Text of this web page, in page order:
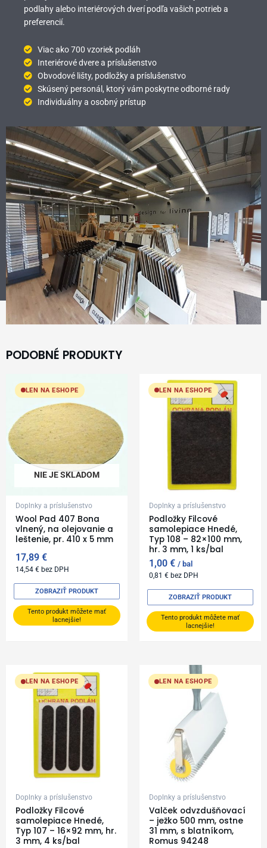
podlahy alebo interiérových dverí podľa vašich potrieb a
preferencií.
Viac ako 700 vzoriek podláh
Interiérové dvere a príslušenstvo
Obvodové lišty, podložky a príslušenstvo
Skúsený personál, ktorý vám poskytne odborné rady
Individuálny a osobný prístup
PODOBNÉ PRODUKTY
LEN NA ESHOPE
NIE JE SKLADOM
Doplnky a príslušenstvo
Wool Pad 407 Bona
vlnený, na olejovanie a
leštenie, pr. 410 x 5 mm
17,89€
14,54€ bez DPH
Tento produkt môžete mať
lacnejšie!
ZOBRAZIŤ PRODUKT
LEN NA ESHOPE
Doplnky a príslušenstvo
Podložky Filcové
samolepiace Hnedé,
Typ 108 – 82×100 mm,
hr. 3 mm, 1 ks/bal
1,00€ bal
0,81€ bez DPH
Tento produkt môžete mať
lacnejšie!
ZOBRAZIŤ PRODUKT
LEN NA ESHOPE
Doplnky a príslušenstvo
Podložky Filcové
samolepiace Hnedé,
Typ 107 – 16×92 mm, hr.
3 mm, 4 ks/bal
LEN NA ESHOPE
Doplnky a príslušenstvo
Valček odvzdušňovací
– ježko 500 mm, ostne
31 mm, s blatníkom,
Romus 94248